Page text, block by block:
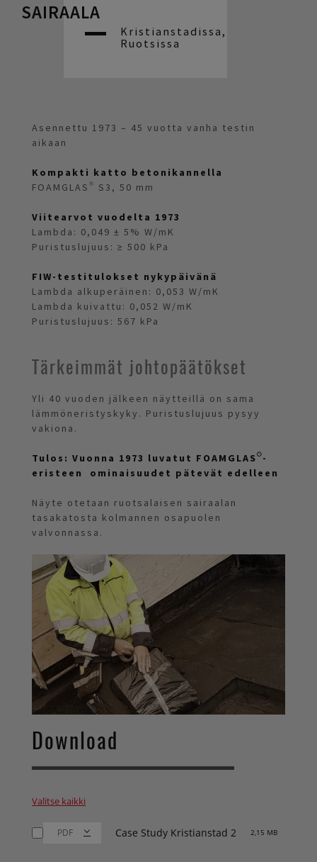
SAIRAALA
Kristianstadissa,
Ruotsissa
Asennettu 1973 – 45 vuotta vanha testin
aikaan
Kompakti katto betonikannella
FOAMGLAS® S3, 50 mm
Viitearvot vuodelta 1973
Lambda: 0,049 ± 5% W/mK
Puristuslujuus: ≥ 500 kPa
FIW-testitulokset nykypäivänä
Lambda alkuperäinen: 0,053 W/mK
Lambda kuivattu: 0,052 W/mK
Puristuslujuus: 567 kPa
Tärkeimmät johtopäätökset
Yli 40 vuoden jälkeen näytteillä on sama
lämmöneristyskyky. Puristuslujuus pysyy
vakiona.
Tulos: Vuonna 1973 luvatut FOAMGLAS®-
eristeen ominaisuudet pätevät edelleen
Näyte otetaan ruotsalaisen sairaalan
tasakatosta kolmannen osapuolen
valvonnassa.
Download
Valitse kaikki
Case Study Kristianstad 2 2,15 MB